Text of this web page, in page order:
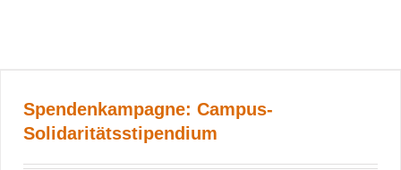
Spendenkampagne: Campus-
Solidaritätsstipendium